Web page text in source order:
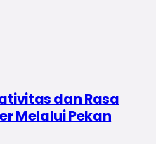
dan Rasa
Melalui Pekan